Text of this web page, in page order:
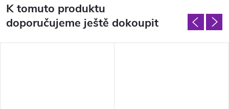
K tomuto produktu
doporučujeme ještě dokoupit